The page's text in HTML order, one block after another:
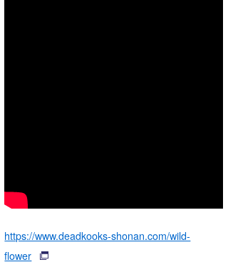
https://www.deadkooks-shonan.com/wild-
flower